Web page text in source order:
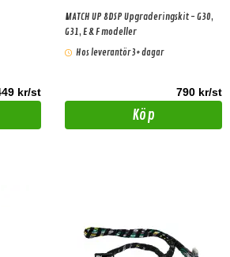
kr/st
MATCH UP 8DSP Upgraderingskit - G30,
G31, E & F modeller
Hos leverantör 3+ dagar
790 kr/st
Köp